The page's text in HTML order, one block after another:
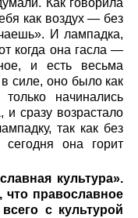
как воздух — без
И лампадка,
когда она гасла —
и есть весьма
силе, оно было как
начинались
и сразу возрастало
так как без
она горит
культура».
что православное
с культурой